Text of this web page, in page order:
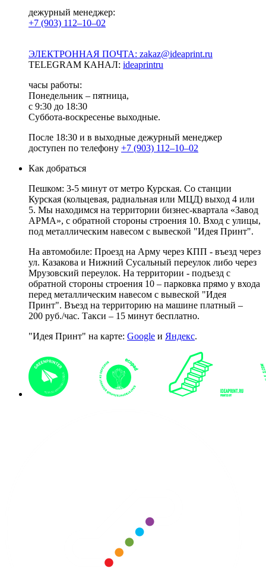
дежурный менеджер:
+7 (903) 112–10–02
ЭЛЕКТРОННАЯ ПОЧТА: zakaz@ideaprint.ru
TELEGRAM КАНАЛ: ideaprintru
часы работы:
Понедельник – пятница,
с 9:30 до 18:30
Суббота-воскресенье выходные.
После 18:30 и в выходные дежурный менеджер
доступен по телефону +7 (903) 112–10–02
Как добраться
Пешком: 3-5 минут от метро Курская. Со станции
Курская (кольцевая, радиальная или МЦД) выход 4 или
5. Мы находимся на территории бизнес-квартала «Завод
АРМА», с обратной стороны строения 10. Вход с улицы,
под металлическим навесом с вывеской "Идея Принт".
На автомобиле: Проезд на Арму через КПП - въезд через
ул. Казакова и Нижний Сусальный переулок либо через
Мрузовский переулок. На территории - подъезд с
обратной стороны строения 10 – парковка прямо у входа
перед металлическим навесом с вывеской "Идея
Принт". Въезд на территорию на машине платный –
200 руб./час. Такси – 15 минут бесплатно.
"Идея Принт" на карте: Google и Яндекс.